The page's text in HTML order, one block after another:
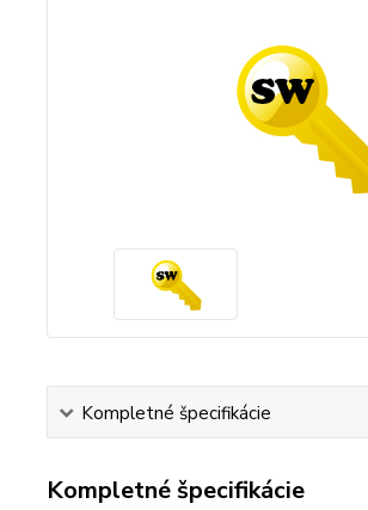
Kompletné špecifikácie
Kompletné špecifikácie